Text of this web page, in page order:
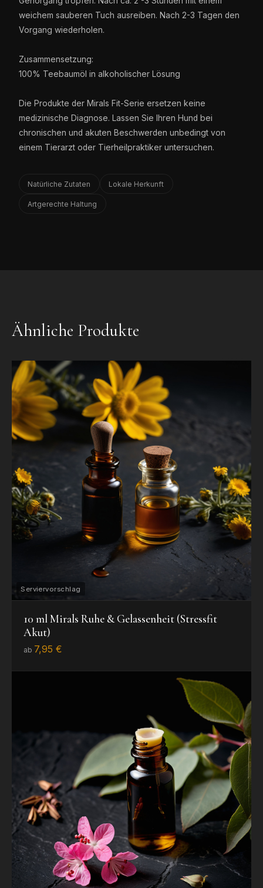
weichem sauberen Tuch ausreiben. Nach 2-3 Tagen den
Vorgang wiederholen.
Zusammensetzung:
100% Teebaumöl in alkoholischer Lösung
Die Produkte der Mirals Fit-Serie ersetzen keine
medizinische Diagnose. Lassen Sie Ihren Hund bei
chronischen und akuten Beschwerden unbedingt von
einem Tierarzt oder Tierheilpraktiker untersuchen.
Natürliche Zutaten Lokale Herkunft
Artgerechte Haltung
Ähnliche Produkte
10 ml Mirals Ruhe & Gelassenheit (Stressfit
Akut)
ab 7,95 €